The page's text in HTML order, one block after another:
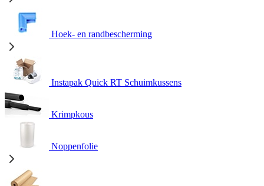
Hoek- en randbescherming
Instapak Quick RT Schuimkussens
Krimpkous
Noppenfolie